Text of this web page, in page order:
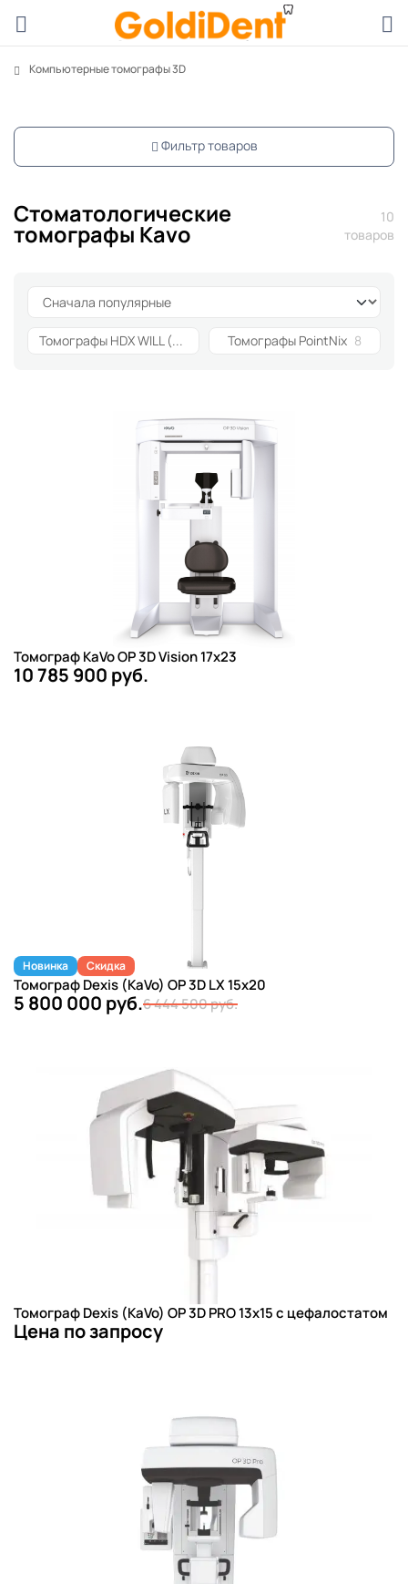
Компьютерные томографы 3D
Фильтр товаров
Стоматологические
томографы Kavo
10
товаров
Томографы HDX WILL (Dentri) 6Томографы PointNix 8
Томограф KaVo OP 3D Vision 17х23
10 785 900 руб.
Новинка Скидка
Томограф Dexis (KaVo) OP 3D LX 15x20
5 800 000 руб.6 444 500 руб.
Томограф Dexis (KaVo) OP 3D PRO 13x15 с цефалостатом
Цена по запросу